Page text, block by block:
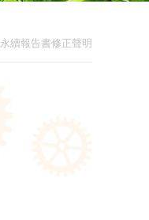
永續報告書修正聲明